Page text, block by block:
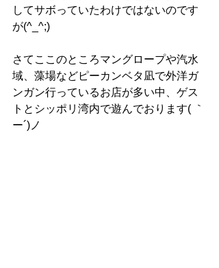
してサボっていたわけではないのです
が(^_^;)
さてここのところマングロープや汽水
域、藻場などピーカンベタ凪で外洋ガ
ンガン行っているお店が多い中、ゲス
トとシッポリ湾内で遊んでおります( ｀
ー´)ノ